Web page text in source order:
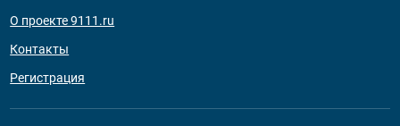
О проекте 9111.ru
Контакты
Регистрация